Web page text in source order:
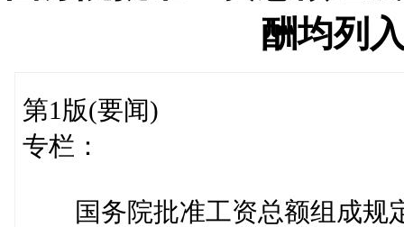
酬均列
第1版(要闻)
专栏：
国务院批准工资总额组成规